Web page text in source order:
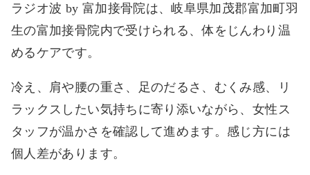
ラジオ波 by 富加接骨院は、岐阜県加茂郡富加町羽
生の富加接骨院内で受けられる、体をじんわり温
めるケアです。
冷え、肩や腰の重さ、足のだるさ、むくみ感、リ
ラックスしたい気持ちに寄り添いながら、女性ス
タッフが温かさを確認して進めます。感じ方には
個人差があります。